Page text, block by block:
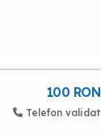
100 RON
Telefon validat